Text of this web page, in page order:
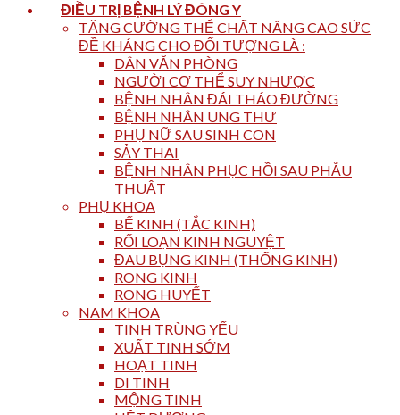
ĐIỀU TRỊ BỆNH LÝ ĐÔNG Y
TĂNG CƯỜNG THỂ CHẤT NÂNG CAO SỨC
ĐỀ KHÁNG CHO ĐỐI TƯỢNG LÀ :
DÂN VĂN PHÒNG
NGƯỜI CƠ THỂ SUY NHƯỢC
BỆNH NHÂN ĐÁI THÁO ĐƯỜNG
BỆNH NHÂN UNG THƯ
PHỤ NỮ SAU SINH CON
SẢY THAI
BỆNH NHÂN PHỤC HỒI SAU PHẪU
THUẬT
PHỤ KHOA
BẾ KINH (TẮC KINH)
RỐI LOẠN KINH NGUYỆT
ĐAU BỤNG KINH (THỐNG KINH)
RONG KINH
RONG HUYẾT
NAM KHOA
TINH TRÙNG YẾU
XUẤT TINH SỚM
HOẠT TINH
DI TINH
MỘNG TINH